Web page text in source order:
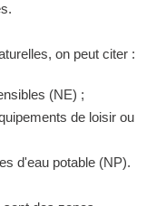
on peut citer :
(NE) ;
de loisir ou
d'eau potable (NP).